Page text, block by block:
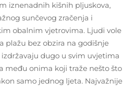
iznenadnih kišnih pljuskova,
sunčevog zračenja i
obalnim vjetrovima. Ljudi vole
plažu bez obzira na godišnje
dugo u svim uvjetima
među onima koji traže nešto što
samo jednog ljeta. Najvažnije